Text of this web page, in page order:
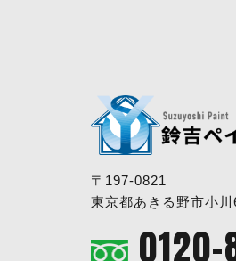
〒197-0821
東京都あきる野市小川